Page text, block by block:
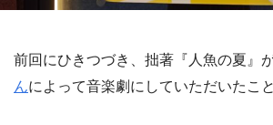
前回にひきつづき、拙著『人魚の夏』
んによって音楽劇にしていただいたこ